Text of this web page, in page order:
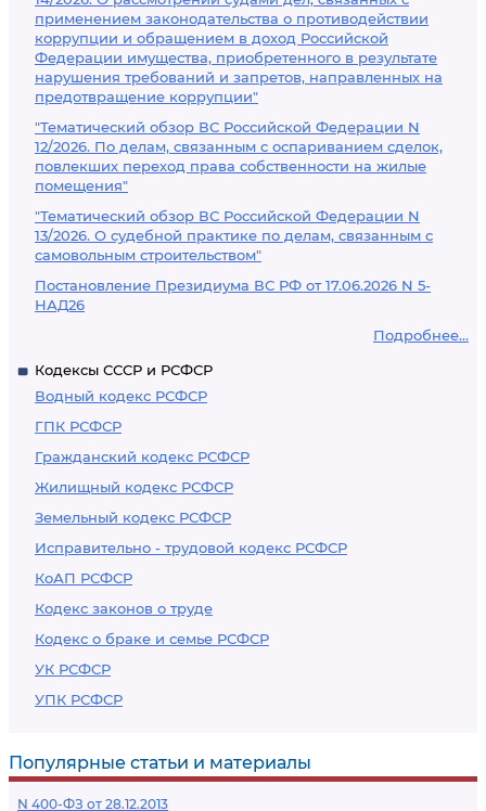
применением законодательства о противодействии
коррупции и обращением в доход Российской
Федерации имущества, приобретенного в результате
нарушения требований и запретов, направленных на
предотвращение коррупции"
"Тематический обзор ВС Российской Федерации N
12/2026. По делам, связанным с оспариванием сделок,
повлекших переход права собственности на жилые
помещения"
"Тематический обзор ВС Российской Федерации N
13/2026. О судебной практике по делам, связанным с
самовольным строительством"
Постановление Президиума ВС РФ от 17.06.2026 N 5-
НАД26
Подробнее...
Кодексы СССР и РСФСР
Водный кодекс РСФСР
ГПК РСФСР
Гражданский кодекс РСФСР
Жилищный кодекс РСФСР
Земельный кодекс РСФСР
Исправительно - трудовой кодекс РСФСР
КоАП РСФСР
Кодекс законов о труде
Кодекс о браке и семье РСФСР
УК РСФСР
УПК РСФСР
Популярные статьи и материалы
N 400-ФЗ от 28.12.2013